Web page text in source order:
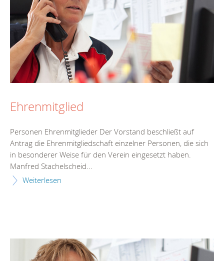
Ehrenmitglied
Personen Ehrenmitglieder Der Vorstand beschließt auf
Antrag die Ehrenmitgliedschaft einzelner Personen, die sich
in besonderer Weise für den Verein eingesetzt haben.
Manfred Stachelscheid...
Weiterlesen